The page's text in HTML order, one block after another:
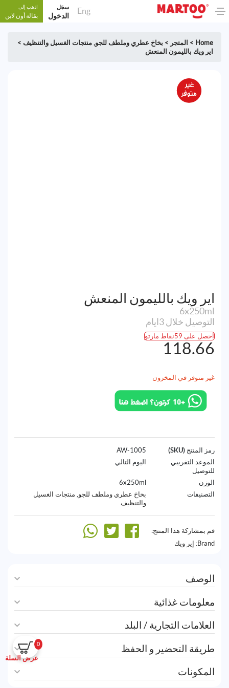
Eng سجَل
الدخول
اذهب إلى
بقالة أون لاين
0
عرض السلة
Home
> المتجر > بخاخ عطري وملطف للجو, منتجات الغسيل والتنظيف >
اير ويك بالليمون المنعش
اير ويك بالليمون المنعش
6x250ml
التوصيل خلال 3ايام
احصل على 59نقاط مارتو
118.66
غير متوفر في المخزون
رمز المنتج (SKU)
1005-AW
الموعد التقريبي
للتوصيل
اليوم التالي
الوزن
6x250ml
التصنيفات
بخاخ عطري وملطف للجو, منتجات الغسيل
والتنظيف
قم بمشاركة هذا المنتج:
Brand:
إير ويك
الوصف
معلومات غذائية
العلامات التجارية / البلد
طريقة التحضير و الحفظ
المكونات